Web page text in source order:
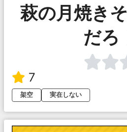
萩の月焼き
だろ
7
架空
実在しない